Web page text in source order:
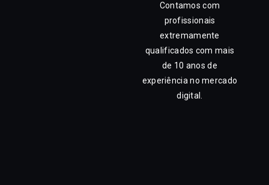
Contamos com
profissionais
extremamente
qualificados com mais
de 10 anos de
experiência no mercado
digital.